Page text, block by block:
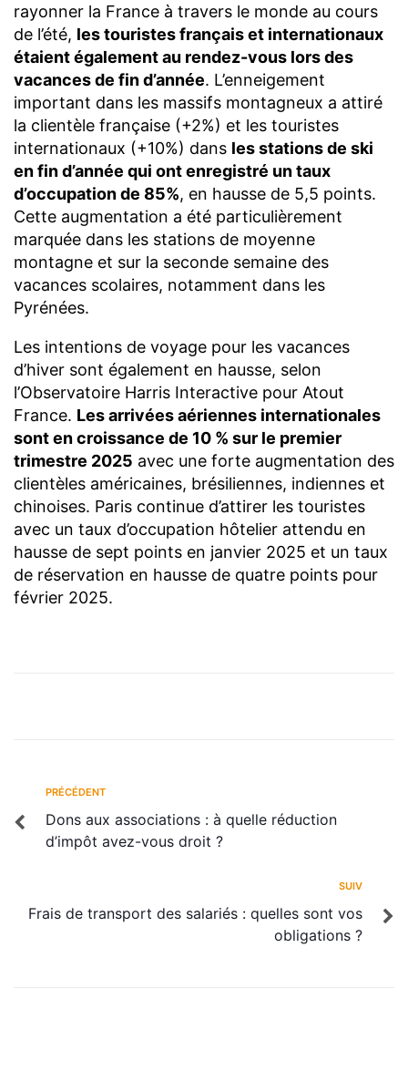
rayonner la France à travers le monde au cours
de l’été, les touristes français et internationaux
étaient également au rendez-vous lors des
vacances de fin d’année. L’enneigement
important dans les massifs montagneux a attiré
la clientèle française (+2%) et les touristes
internationaux (+10%) dans les stations de ski
en fin d’année qui ont enregistré un taux
d’occupation de 85%, en hausse de 5,5 points.
Cette augmentation a été particulièrement
marquée dans les stations de moyenne
montagne et sur la seconde semaine des
vacances scolaires, notamment dans les
Pyrénées.
Les intentions de voyage pour les vacances
d’hiver sont également en hausse, selon
l’Observatoire Harris Interactive pour Atout
France. Les arrivées aériennes internationales
sont en croissance de 10 % sur le premier
trimestre 2025 avec une forte augmentation des
clientèles américaines, brésiliennes, indiennes et
chinoises. Paris continue d’attirer les touristes
avec un taux d’occupation hôtelier attendu en
hausse de sept points en janvier 2025 et un taux
de réservation en hausse de quatre points pour
février 2025.
PRÉCÉDENT
Dons aux associations : à quelle réduction
d’impôt avez-vous droit ?
SUIV
Frais de transport des salariés : quelles sont vos
obligations ?